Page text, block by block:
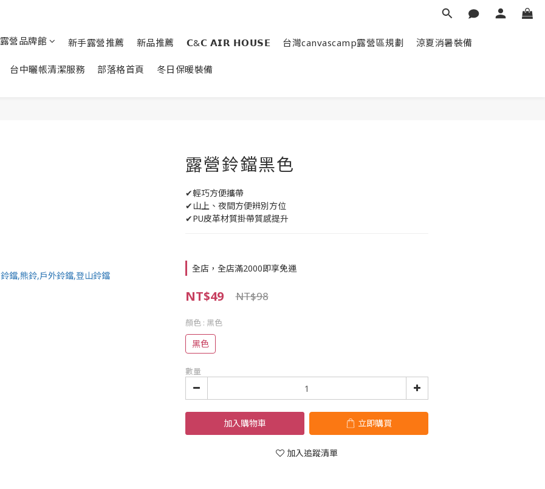
露營品牌館 新手露營推薦 新品推薦 𝗖&𝗖 𝗔𝗜𝗥 𝗛𝗢𝗨𝗦𝗘 台灣canvascamp露營區規劃 涼夏消暑裝備
台中曬帳清潔服務 部落格首頁 冬日保暖裝備
露營鈴鐺黑色
✔輕巧方便攜帶
✔山上、夜間方便辨別方位
✔PU皮革材質掛帶質感提升
全店，全店滿2000即享免運
NT$49 NT$98
顏色 : 黑色
黑色
數量
加入購物車 立即購買
加入追蹤清單